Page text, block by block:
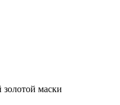
маски